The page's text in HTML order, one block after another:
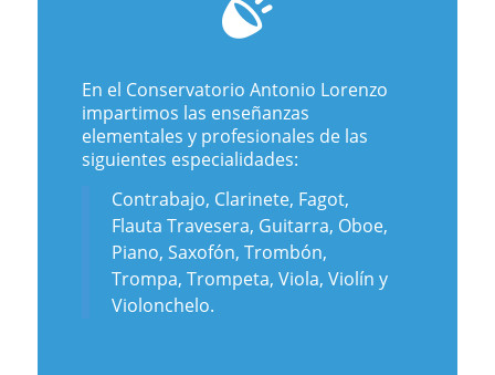
En el Conservatorio Antonio Lorenzo
impartimos las enseñanzas
elementales y profesionales de las
siguientes especialidades:
Contrabajo, Clarinete, Fagot,
Flauta Travesera, Guitarra, Oboe,
Piano, Saxofón, Trombón,
Trompa, Trompeta, Viola, Violín y
Violonchelo.